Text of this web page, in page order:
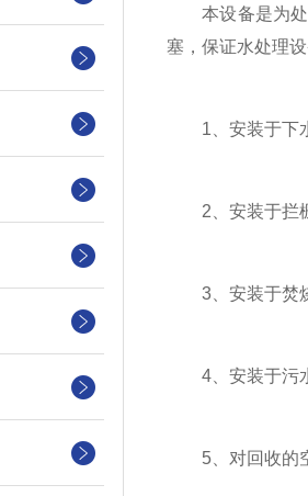
本设备是为处
塞，保证水处理
1、安装于下水
2、安装于拦栅
3、安装于焚烧
4、安装于污水
5、对回收的空